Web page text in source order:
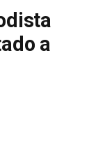
a